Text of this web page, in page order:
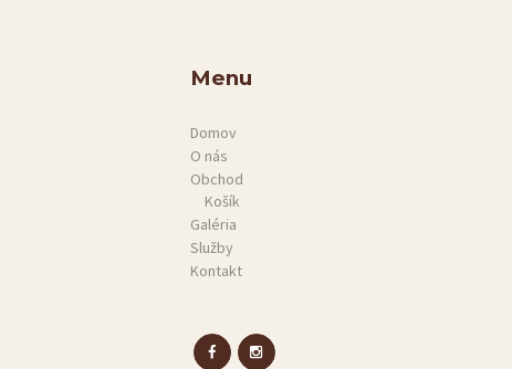
Menu
Domov
O nás
Obchod
Košík
Galéria
Služby
Kontakt